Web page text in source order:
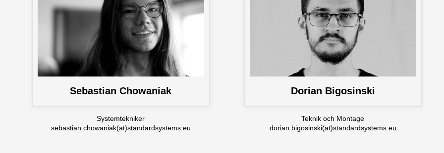
Sebastian Chowaniak
Systemtekniker
sebastian.chowaniak(at)standardsystems.eu
Dorian Bigosinski
Teknik och Montage
dorian.bigosinski(at)standardsystems.eu